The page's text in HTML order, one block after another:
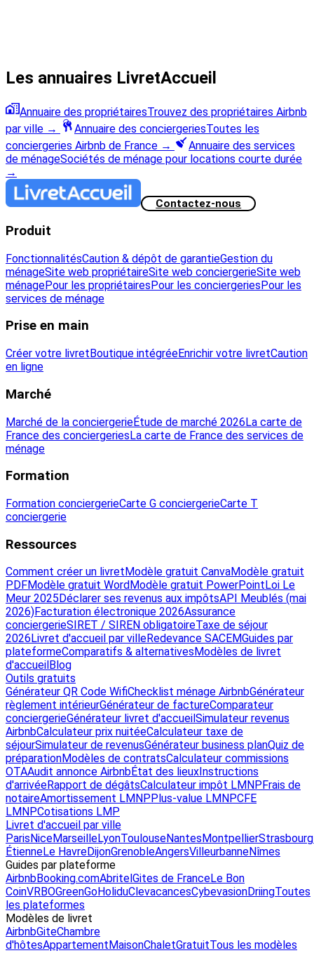
Les annuaires LivretAccueil
Annuaire des propriétairesTrouvez des propriétaires Airbnb
par ville → Annuaire des conciergeriesToutes les
conciergeries Airbnb de France →
Annuaire des services
de ménageSociétés de ménage pour locations courte durée
→
Contactez-nous
Produit
FonctionnalitésCaution & dépôt de garantieGestion du
ménageSite web propriétaireSite web conciergerieSite web
ménagePour les propriétairesPour les conciergeriesPour les
services de ménage
Prise en main
Créer votre livretBoutique intégréeEnrichir votre livretCaution
en ligne
Marché
Marché de la conciergerieÉtude de marché 2026La carte de
France des conciergeriesLa carte de France des services de
ménage
Formation
Formation conciergerieCarte G conciergerieCarte T
conciergerie
Ressources
Comment créer un livret Modèle gratuit CanvaModèle gratuit
PDFModèle gratuit Word Modèle gratuit PowerPoint Loi Le
Meur 2025 Déclarer ses revenus aux impôtsAPI Meublés (mai
2026)Facturation électronique 2026Assurance
conciergerieSIRET / SIREN obligatoireTaxe de séjour
2026 Livret d'accueil par villeRedevance SACEMGuides par
plateformeComparatifs & alternatives Modèles de livret
d'accueil Blog
Outils gratuits
Générateur QR Code WifiChecklist ménage AirbnbGénérateur
règlement intérieurGénérateur de factureComparateur
conciergerieGénérateur livret d'accueil Simulateur revenus
AirbnbCalculateur prix nuitéeCalculateur taxe de
séjourSimulateur de revenusGénérateur business planQuiz de
préparationModèles de contratsCalculateur commissions
OTAAudit annonce AirbnbÉtat des lieux Instructions
d'arrivéeRapport de dégâtsCalculateur impôt LMNPFrais de
notaireAmortissement LMNPPlus-value LMNPCFE
LMNPCotisations LMP
Livret d'accueil par ville
Paris NiceMarseilleLyonToulouseNantes MontpellierStrasbourg
ÉtienneLe HavreDijonGrenobleAngersVilleurbanneNîmes
Guides par plateforme
AirbnbBooking.comAbritel Gites de FranceLe Bon
CoinVRBOGreenGoHoliduClevacancesCybevasionDriingToutes
les plateformes
Modèles de livret
AirbnbGiteChambre
d'hôtesAppartement MaisonChaletGratuitTous les modèles